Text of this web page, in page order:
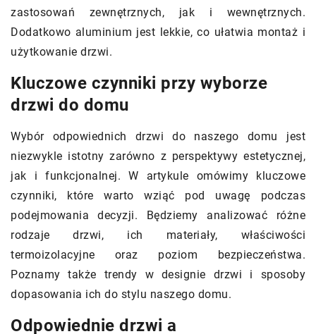
zastosowań zewnętrznych, jak i wewnętrznych.
Dodatkowo aluminium jest lekkie, co ułatwia montaż i
użytkowanie drzwi.
Kluczowe czynniki przy wyborze
drzwi do domu
Wybór odpowiednich drzwi do naszego domu jest
niezwykle istotny zarówno z perspektywy estetycznej,
jak i funkcjonalnej. W artykule omówimy kluczowe
czynniki, które warto wziąć pod uwagę podczas
podejmowania decyzji. Będziemy analizować różne
rodzaje drzwi, ich materiały, właściwości
termoizolacyjne oraz poziom bezpieczeństwa.
Poznamy także trendy w designie drzwi i sposoby
dopasowania ich do stylu naszego domu.
Odpowiednie drzwi a